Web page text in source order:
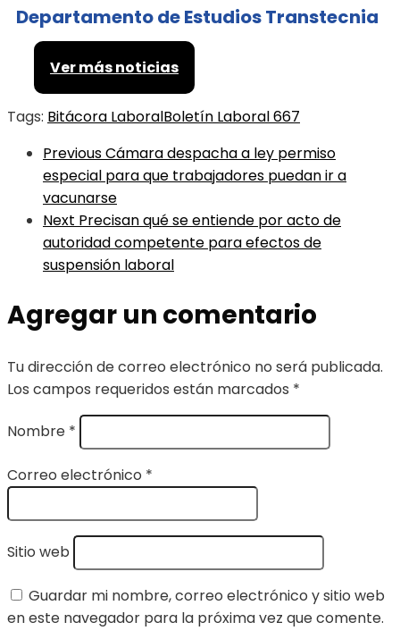
Departamento de Estudios Transtecnia
Ver más noticias
Tags: Bitácora LaboralBoletín Laboral 667
PreviousCámara despacha a ley permiso
especial para que trabajadores puedan ir a
vacunarse
Next Precisan qué se entiende por acto de
autoridad competente para efectos de
suspensión laboral
Agregar un comentario
Tu dirección de correo electrónico no será publicada.
Los campos requeridos están marcados *
Nombre *
Correo electrónico *
Sitio web
Guardar mi nombre, correo electrónico y sitio web
en este navegador para la próxima vez que comente.